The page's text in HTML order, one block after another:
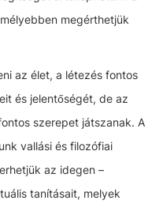
megérthetjük
az élet, a létezés fontos
és jelentőségét, de az
szerepet játszanak. A
vallási és filozófiai
az idegen –
tanításait, melyek